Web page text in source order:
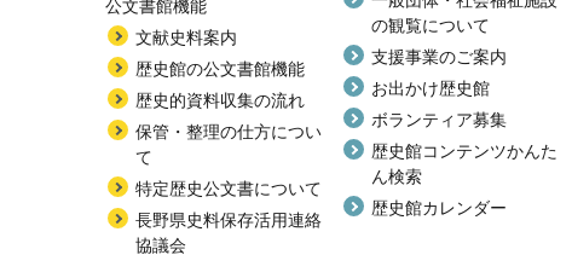
公文書館機能
文献史料案内
歴史館の公文書館機能
歴史的資料収集の流れ
保管・整理の仕方につい
て
特定歴史公文書について
長野県史料保存活用連絡
協議会
の観覧について
支援事業のご案内
お出かけ歴史館
ボランティア募集
歴史館コンテンツかんた
ん検索
歴史館カレンダー